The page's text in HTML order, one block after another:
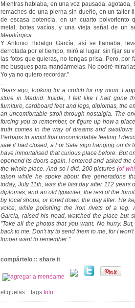
Mientras hablaba, en una voz pausada,
remaches de una pierna sin dueño, en un taller
de escasa potencia, en un cuarto polvoriento
metal, botes vacíos, y una vieja señal de un
Metalúrgica.
Y Antonio Hidalgo García, así se llamaba,
derrotada por el tiempo, miró al lugar, sin fijar su
las fotos que quieras, no tengas prisa. Pero, por
me busques para mandármelas. No podré
Yo ya no quiero recordar."
...
Years ago, looking for a crutch for my mom, I
store in Madrid. Inside, I felt like I had gone
furniture, cardboard feet and legs, diplomas, the
an uncomfortable stroll through nostalgia. The
forcing you to remember, or figure up how a
truth comes in the way of dreams and
Perhaps to avoid that uncomfortable feeling I
saw it had closed, a For Sale sign hanging on its
have inmortalised that curious place before. But
openend its doors again. I entered and asked the
the whole place. And so I did. 200 pictures (of
taken while he spoke about five generations
today, July 11th, was the last day after 112 years
diplomas, and an old typwriter, the rest of the
by local shops, or tored down the day after. He
voice, while polishing the iron rivets of a leg.
García, raised his head, watched the place but
"Take all the photos that you want. No hurry.
back to me. Don't try to send them to me, for I
longer want to remember."
compártelo :: share it
etiquetas :: tags foto